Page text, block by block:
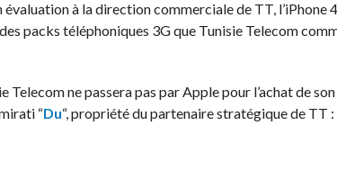
à la direction commerciale de TT, l’iPhone
packs téléphoniques 3G que Tunisie Telecom
ne passera pas par Apple pour l’achat de
“Du“, propriété du partenaire stratégique de TT :